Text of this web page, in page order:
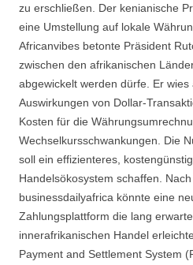
zu erschließen. Der kenianische
eine Umstellung auf lokale
Africanvibes betonte Präsident
zwischen den afrikanischen
abgewickelt werden dürfe. Er wies
Auswirkungen von Dollar-
Kosten für die
Wechselkursschwankungen. Die
soll ein effizienteres,
Handelsökosystem schaffen.
businessdailyafrica könnte eine
Zahlungsplattform die lang
innerafrikanischen Handel
Payment and Settlement System